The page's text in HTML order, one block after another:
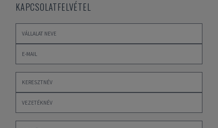
KAPCSOLATFELVÉTEL